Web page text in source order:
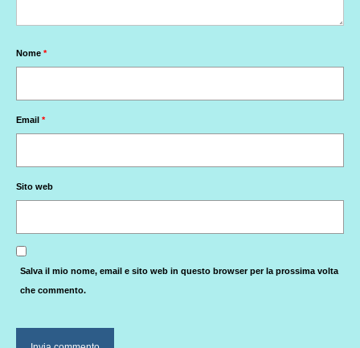
Nome *
Email *
Sito web
Salva il mio nome, email e sito web in questo browser per la prossima volta
che commento.